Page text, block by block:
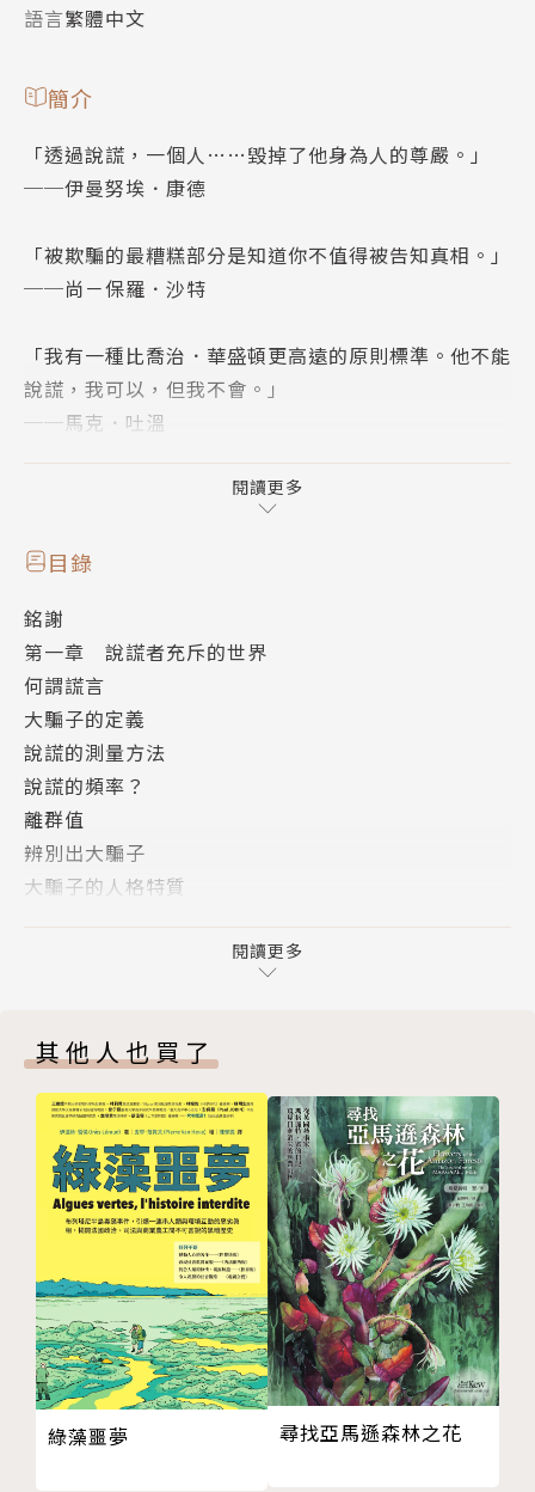
語言繁體中文
簡介
「透過說謊，一個人……毀掉了他身為人的尊嚴。」
──伊曼努埃．康德
「被欺騙的最糟糕部分是知道你不值得被告知真相。」
──尚－保羅．沙特
「我有一種比喬治．華盛頓更高遠的原則標準。他不能
說謊，我可以，但我不會。」
──馬克．吐溫
你上一次說謊是什麼時候？上一次受騙是什麼時候？是
否曾被謊言所傷，或用謊言傷害他人？說謊行為深植人
性，每個人都有不誠實的時候，而某種程度的不誠實有
計上也存在一些極端的離群值，這些人被稱為「大騙
子」。
大騙子為數不多，撒謊次數卻極高，且說的謊經常造成
巨大傷害。他們正躲藏在你能想到的所有地方，無論是
政治、商業、愛情、金融等領域，或是工作、醫院、家
庭等場合。大騙子操縱著我們對世界的看法、扭曲我們
對現實的認知，以謊言讓我們誠心獻上他們所求之物。
用哪些操控的伎倆？我們該怎麼識別謊言？說謊行為涉
種面貌。本書將帶領讀者一探謊言背後的幽微心理，告
訴讀者如何避免受騙，以及為什麼要當一個誠實的人。
作者簡介
德魯．柯提斯Drew A. Curtis
在德州領有執照的心理學家，羅傑斯獎傑出教師，並且
是安吉羅州立大學（Angelo State University，AS
U）心理學博士和心理諮商碩士課程的主任。他自豪地
擔任西南部心理學協會的執行官和前任主席，以及大西
德州心理學協會（Psychological Association of Gre
ater West Texas）的主席。柯提斯博士教授了多種課
閱讀更多
目錄
銘謝
第一章 說謊者充斥的世界
何謂謊言
大騙子的定義
說謊的測量方法
說謊的頻率？
離群值
辨別出大騙子
大騙子的人格特質
第二章 從撒點小謊的幼童到滿口謊話的成人
初始
何時會開始說謊
思考與說謊
軌跡
發展障礙與說謊
當說謊成為問題時
如何讓孩子誠實
結論
第三章 病態性說謊者及其他漫天說謊的人
是大話還是謊言？
閱讀更多
其他人也買了
綠藻噩夢 尋找亞馬遜森林之花